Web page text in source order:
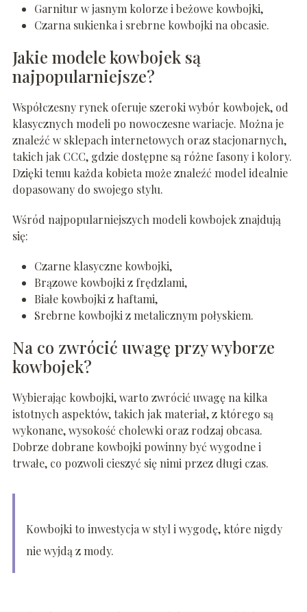
Garnitur w jasnym kolorze i beżowe kowbojki,
Czarna sukienka i srebrne kowbojki na obcasie.
Jakie modele kowbojek są
najpopularniejsze?
Współczesny rynek oferuje szeroki wybór kowbojek, od
klasycznych modeli po nowoczesne wariacje. Można je
znaleźć w sklepach internetowych oraz stacjonarnych,
takich jak CCC, gdzie dostępne są różne fasony i kolory.
Dzięki temu każda kobieta może znaleźć model idealnie
dopasowany do swojego stylu.
Wśród najpopularniejszych modeli kowbojek znajdują
się:
Czarne klasyczne kowbojki,
Brązowe kowbojki z frędzlami,
Białe kowbojki z haftami,
Srebrne kowbojki z metalicznym połyskiem.
Na co zwrócić uwagę przy wyborze
kowbojek?
Wybierając kowbojki, warto zwrócić uwagę na kilka
istotnych aspektów, takich jak materiał, z którego są
wykonane, wysokość cholewki oraz rodzaj obcasa.
Dobrze dobrane kowbojki powinny być wygodne i
trwałe, co pozwoli cieszyć się nimi przez długi czas.
Kowbojki to inwestycja w styl i wygodę, które nigdy
nie wyjdą z mody.